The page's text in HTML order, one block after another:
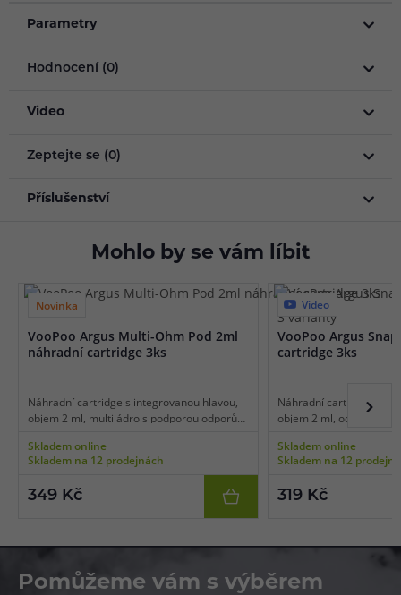
Parametry
Hodnocení (0)
Video
Zeptejte se (0)
Příslušenství
Mohlo by se vám líbit
Novinka
VooPoo Argus Multi-Ohm Pod 2ml
náhradní cartridge 3ks
Náhradní cartridge s integrovanou hlavou,
objem 2 ml, multijádro s podporou odporů
boční plnění, vhodné pro MTL/RDL vaping,
3ks v balení.
Skladem online
Skladem na 12 prodejnách
349 Kč
Video
3 varianty
VooPoo Argus
cartridge 3ks
Náhradní cartridge s
objem 2 ml, odpor 0,4
pro MTL a RDL vaping,
Skladem online
Skladem na 12
319 Kč
Pomůžeme vám s výběrem